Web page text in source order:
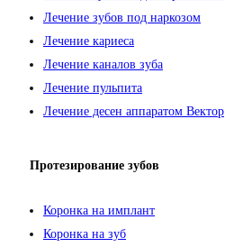
Лечение зубов под наркозом
Лечение кариеса
Лечение каналов зуба
Лечение пульпита
Лечение десен аппаратом Вектор
Протезирование зубов
Коронка на имплант
Коронка на зуб